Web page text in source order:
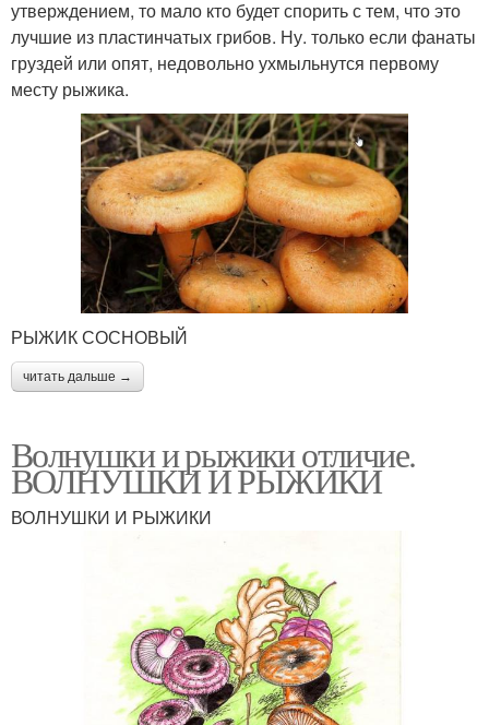
утверждением, то мало кто будет спорить с тем, что это
лучшие из пластинчатых грибов. Ну. только если фанаты
груздей или опят, недовольно ухмыльнутся первому
месту рыжика.
РЫЖИК СОСНОВЫЙ
читать дальше →
Волнушки и рыжики отличие.
ВОЛНУШКИ И РЫЖИКИ
ВОЛНУШКИ И РЫЖИКИ